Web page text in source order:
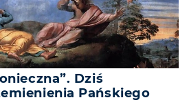
Dziś
Pańskiego